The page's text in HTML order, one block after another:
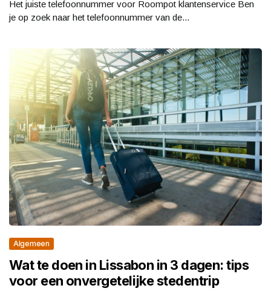
Het juiste telefoonnummer voor Roompot klantenservice Ben
je op zoek naar het telefoonnummer van de...
Algemeen
Wat te doen in Lissabon in 3 dagen: tips
voor een onvergetelijke stedentrip